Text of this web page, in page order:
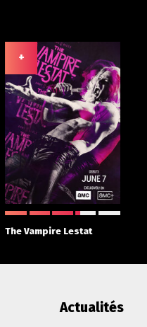
+
The Vampire Lestat
Actualités